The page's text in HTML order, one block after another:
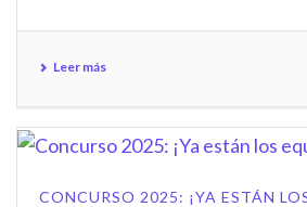
Leer más
CONCURSO 2025: ¡YA ESTÁN